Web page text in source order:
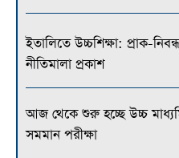
ইতালিতে উচ্চশিক্ষা: প্রাক-
নীতিমালা প্রকাশ
আজ থেকে শুরু হচ্ছে উচ্চ
সমমান পরীক্ষা